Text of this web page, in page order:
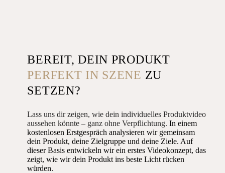
BEREIT, DEIN PRODUKT
PERFEKT IN SZENE ZU
SETZEN?
Lass uns dir zeigen, wie dein individuelles Produktvideo
aussehen könnte – ganz ohne Verpflichtung. In einem
kostenlosen Erstgespräch analysieren wir gemeinsam
dein Produkt, deine Zielgruppe und deine Ziele. Auf
dieser Basis entwickeln wir ein erstes Videokonzept, das
zeigt, wie wir dein Produkt ins beste Licht rücken
würden.